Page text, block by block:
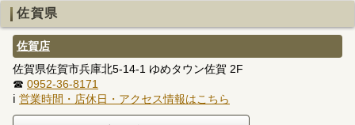
佐賀県
佐賀店
佐賀県佐賀市兵庫北5-14-1 ゆめタウン佐賀 2F
☎ 0952-36-8171
ℹ 営業時間・店休日・アクセス情報はこちら